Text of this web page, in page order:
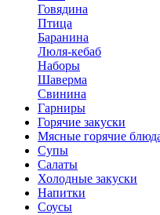
Говядина
Птица
Баранина
Люля-кебаб
Наборы
Шаверма
Свинина
Гарниры
Горячие закуски
Мясные горячие
Супы
Салаты
Холодные закуски
Напитки
Соусы